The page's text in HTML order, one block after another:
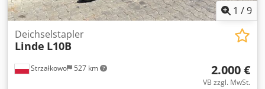
1 /9
Strzałkowo 527 km
Deichselstapler
Linde L10B
2.000 €
VB zzgl. MwSt.